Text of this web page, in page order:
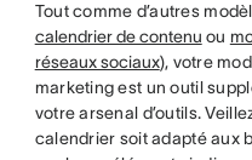
Tout comme d’autres
calendrier de contenu ou
réseaux sociaux), votre
marketing est un outil
votre arsenal d’outils.
calendrier soit adapté aux